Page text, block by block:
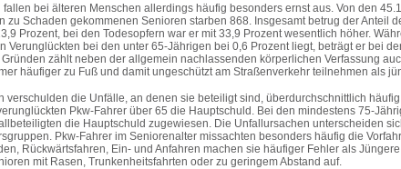
bei älteren Menschen allerdings häufig besonders ernst aus. Von den
zu Schaden gekommenen Senioren starben 868. Insgesamt betrug der Anteil
Prozent, bei den Todesopfern war er mit 33,9 Prozent wesentlich höher.
Verunglückten bei den unter 65-Jährigen bei 0,6 Prozent liegt, beträgt er bei
Gründen zählt neben der allgemein nachlassenden körperlichen Verfassung
häufiger zu Fuß und damit ungeschützt am Straßenverkehr teilnehmen als
verschulden die Unfälle, an denen sie beteiligt sind, überdurchschnittlich
Pkw-Fahrer über 65 die Hauptschuld. Bei den mindestens 75-
die Hauptschuld zugewiesen. Die Unfallursachen unterscheiden
Pkw-Fahrer im Seniorenalter missachten besonders häufig die
Rückwärtsfahren, Ein- und Anfahren machen sie häufiger Fehler als
mit Rasen, Trunkenheitsfahrten oder zu geringem Abstand auf.